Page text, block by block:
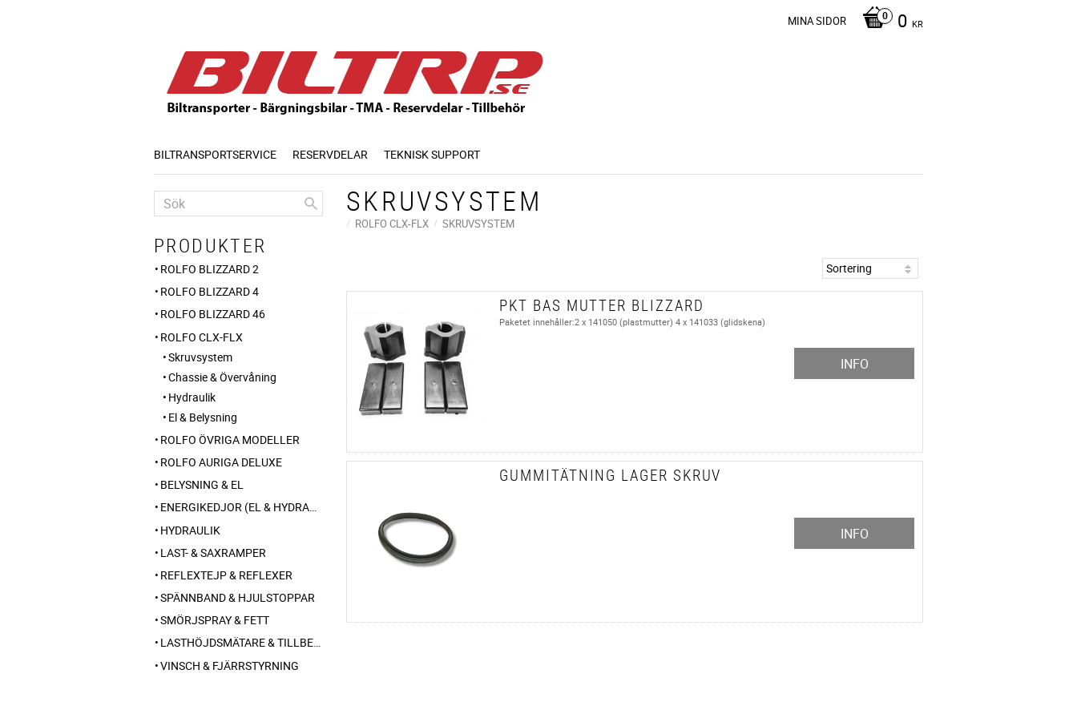
0 KR
MINA SIDOR
BILTRANSPORTSERVICE RESERVDELAR TEKNISK SUPPORT
SKRUVSYSTEM
ROLFO CLX-FLX SKRUVSYSTEM
PKT BAS MUTTER BLIZZARD
Paketet innehåller:2 x 141050 (plastmutter) 4 x 141033 (glidskena)
INFO
GUMMITÄTNING LAGER SKRUV
INFO
PRODUKTER
ROLFO BLIZZARD 2
ROLFO BLIZZARD 4
ROLFO BLIZZARD 46
ROLFO CLX-FLX
Skruvsystem
Chassie & Övervåning
Hydraulik
El & Belysning
ROLFO ÖVRIGA MODELLER
ROLFO AURIGA DELUXE
BELYSNING & EL
ENERGIKEDJOR (EL & HYDRAULIK)
HYDRAULIK
LAST- & SAXRAMPER
REFLEXTEJP & REFLEXER
SPÄNNBAND & HJULSTOPPAR
SMÖRJSPRAY & FETT
LASTHÖJDSMÄTARE & TILLBEHÖR
VINSCH & FJÄRRSTYRNING